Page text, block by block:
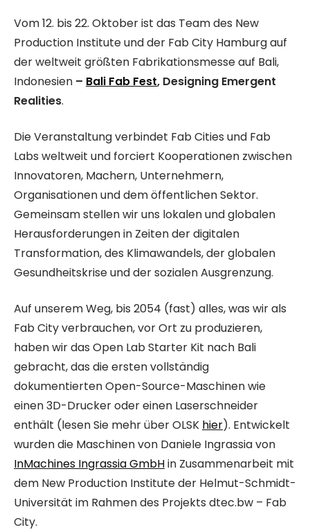
Vom 12. bis 22. Oktober ist das Team des New
Production Institute und der Fab City Hamburg auf
der weltweit größten Fabrikationsmesse auf Bali,
Indonesien – Bali Fab Fest, Designing Emergent
Realities.
Die Veranstaltung verbindet Fab Cities und Fab
Labs weltweit und forciert Kooperationen zwischen
Innovatoren, Machern, Unternehmern,
Organisationen und dem öffentlichen Sektor.
Gemeinsam stellen wir uns lokalen und globalen
Herausforderungen in Zeiten der digitalen
Transformation, des Klimawandels, der globalen
Gesundheitskrise und der sozialen Ausgrenzung.
Auf unserem Weg, bis 2054 (fast) alles, was wir als
Fab City verbrauchen, vor Ort zu produzieren,
haben wir das Open Lab Starter Kit nach Bali
gebracht, das die ersten vollständig
dokumentierten Open-Source-Maschinen wie
einen 3D-Drucker oder einen Laserschneider
enthält (lesen Sie mehr über OLSK hier). Entwickelt
wurden die Maschinen von Daniele Ingrassia von
InMachines Ingrassia GmbHin Zusammenarbeit mit
dem New Production Institute der Helmut-Schmidt-
Universität im Rahmen des Projekts dtec.bw – Fab
City.